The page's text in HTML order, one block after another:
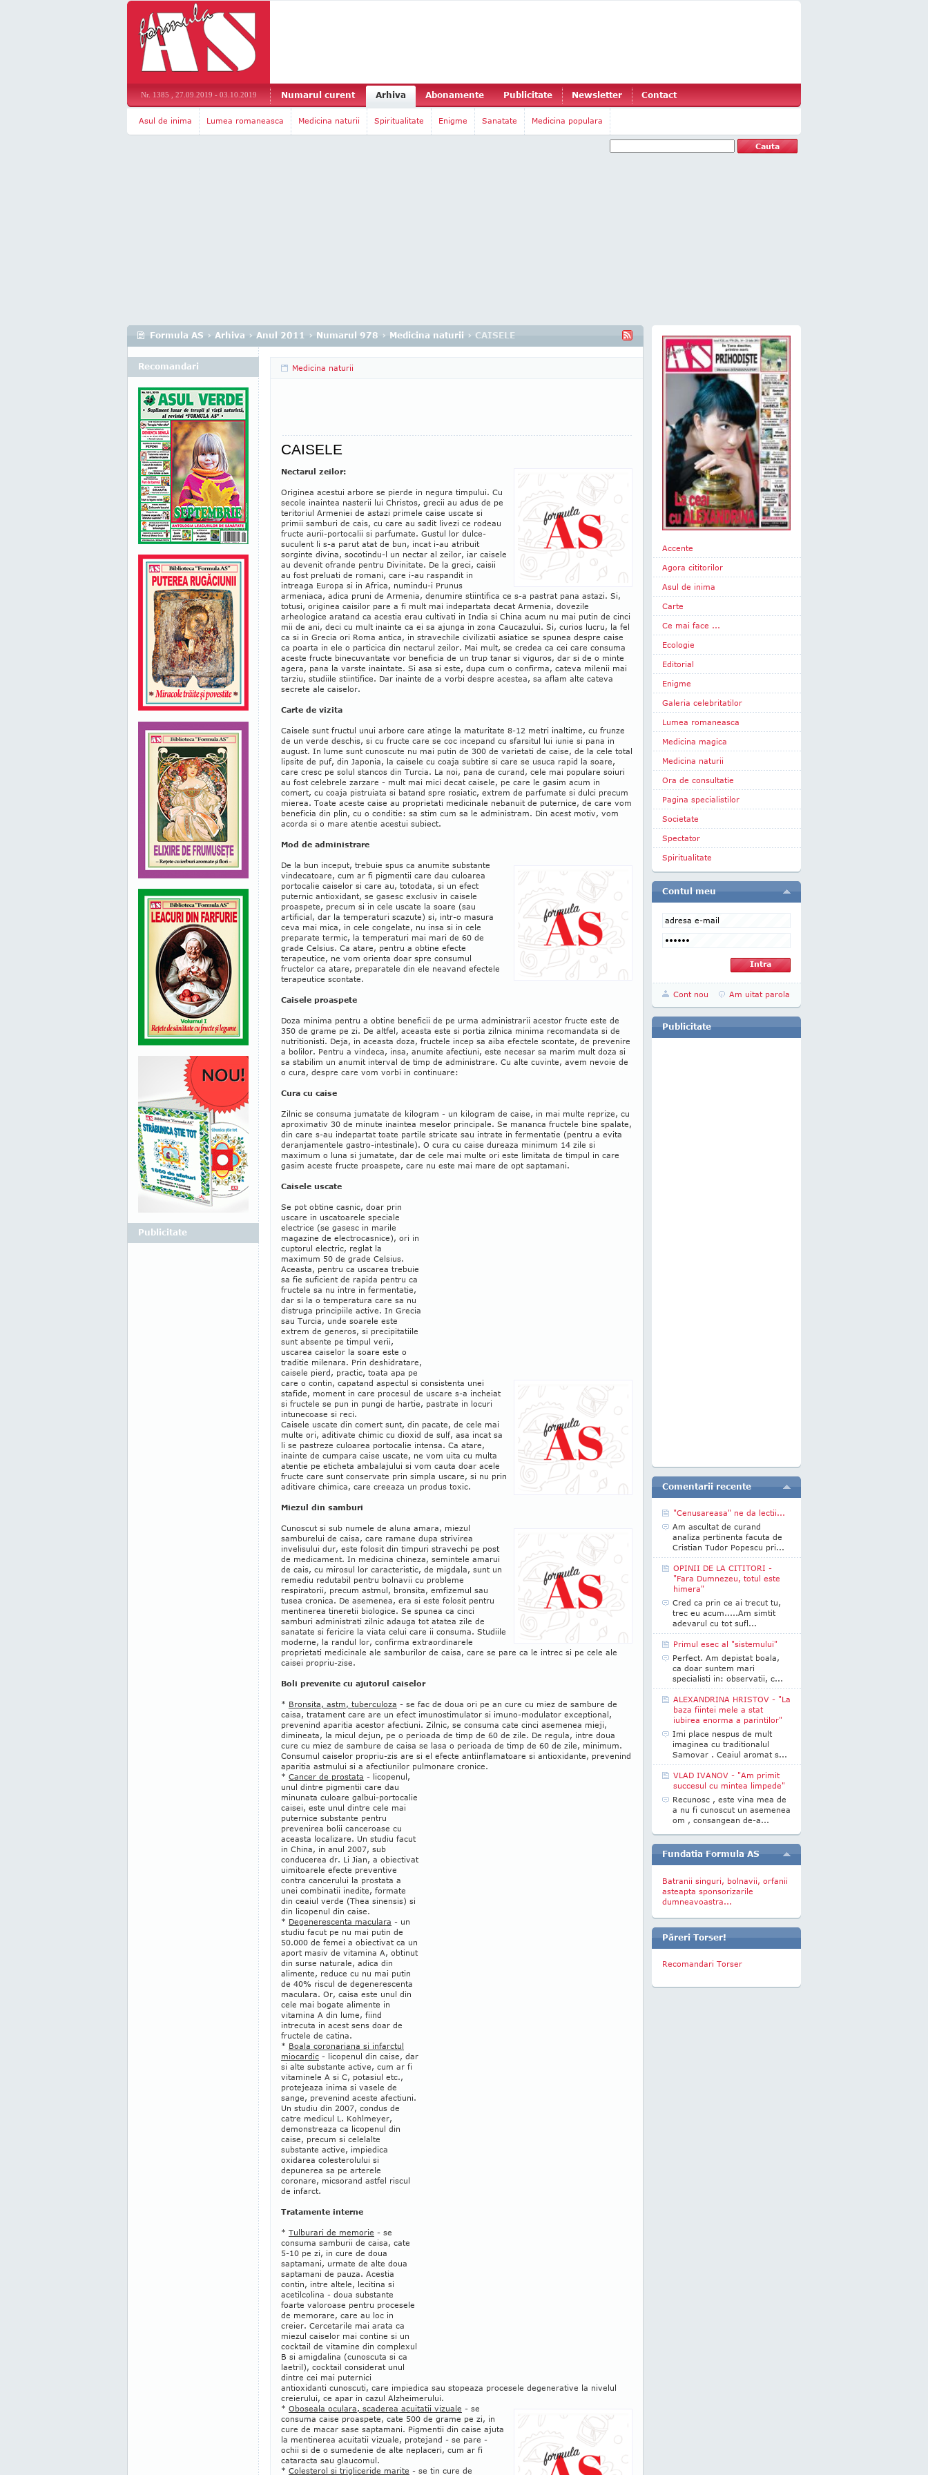
Nr. 1385 , 27.09.2019 - 03.10.2019 Numarul curent Arhiva Abonamente Publicitate Newsletter Contact
Asul de inima Lumea romaneasca Medicina naturii Spiritualitate Enigme Sanatate Medicina populara
Formula AS › Arhiva › Anul 2011 › Numarul 978 › Medicina naturii › CAISELE
Medicina naturii
CAISELE
Nectarul zeilor:
Originea acestui arbore se pierde in negura timpului. Cu
secole inaintea nasterii lui Christos, grecii au adus de pe
teritoriul Armeniei de astazi primele caise uscate si
primii samburi de cais, cu care au sadit livezi ce rodeau
fructe aurii-portocalii si parfumate. Gustul lor dulce-
suculent li s-a parut atat de bun, incat i-au atribuit
sorginte divina, socotindu-l un nectar al zeilor, iar caisele
au devenit ofrande pentru Divinitate. De la greci, caisii
au fost preluati de romani, care i-au raspandit in
intreaga Europa si in Africa, numindu-i Prunus
armeniaca, adica pruni de Armenia, denumire stiintifica ce s-a pastrat pana astazi. Si,
totusi, originea caisilor pare a fi mult mai indepartata decat Armenia, dovezile
arheologice aratand ca acestia erau cultivati in India si China acum nu mai putin de cinci
mii de ani, deci cu mult inainte ca ei sa ajunga in zona Caucazului. Si, curios lucru, la fel
ca si in Grecia ori Roma antica, in stravechile civilizatii asiatice se spunea despre caise
ca poarta in ele o particica din nectarul zeilor. Mai mult, se credea ca cei care consuma
aceste fructe binecuvantate vor beneficia de un trup tanar si viguros, dar si de o minte
agera, pana la varste inaintate. Si asa si este, dupa cum o confirma, cateva milenii mai
tarziu, studiile stiintifice. Dar inainte de a vorbi despre acestea, sa aflam alte cateva
secrete ale caiselor.
Carte de vizita
Caisele sunt fructul unui arbore care atinge la maturitate 8-12 metri inaltime, cu frunze
de un verde deschis, si cu fructe care se coc incepand cu sfarsitul lui iunie si pana in
august. In lume sunt cunoscute nu mai putin de 300 de varietati de caise, de la cele total
lipsite de puf, din Japonia, la caisele cu coaja subtire si care se usuca rapid la soare,
care cresc pe solul stancos din Turcia. La noi, pana de curand, cele mai populare soiuri
au fost celebrele zarzare - mult mai mici decat caisele, pe care le gasim acum in
comert, cu coaja pistruiata si batand spre rosiatic, extrem de parfumate si dulci precum
mierea. Toate aceste caise au proprietati medicinale nebanuit de puternice, de care vom
beneficia din plin, cu o conditie: sa stim cum sa le administram. Din acest motiv, vom
acorda si o mare atentie acestui subiect.
Mod de administrare
De la bun inceput, trebuie spus ca anumite substante
vindecatoare, cum ar fi pigmentii care dau culoarea
portocalie caiselor si care au, totodata, si un efect
puternic antioxidant, se gasesc exclusiv in caisele
proaspete, precum si in cele uscate la soare (sau
artificial, dar la temperaturi scazute) si, intr-o masura
ceva mai mica, in cele congelate, nu insa si in cele
preparate termic, la temperaturi mai mari de 60 de
grade Celsius. Ca atare, pentru a obtine efecte
terapeutice, ne vom orienta doar spre consumul
fructelor ca atare, preparatele din ele neavand efectele
terapeutice scontate.
Caisele proaspete
Doza minima pentru a obtine beneficii de pe urma administrarii acestor fructe este de
350 de grame pe zi. De altfel, aceasta este si portia zilnica minima recomandata si de
nutritionisti. Deja, in aceasta doza, fructele incep sa aiba efectele scontate, de prevenire
a bolilor. Pentru a vindeca, insa, anumite afectiuni, este necesar sa marim mult doza si
sa stabilim un anumit interval de timp de administrare. Cu alte cuvinte, avem nevoie de
o cura, despre care vom vorbi in continuare:
Cura cu caise
Zilnic se consuma jumatate de kilogram - un kilogram de caise, in mai multe reprize, cu
aproximativ 30 de minute inaintea meselor principale. Se mananca fructele bine spalate,
din care s-au indepartat toate partile stricate sau intrate in fermentatie (pentru a evita
deranjamentele gastro-intestinale). O cura cu caise dureaza minimum 14 zile si
maximum o luna si jumatate, dar de cele mai multe ori este limitata de timpul in care
gasim aceste fructe proaspete, care nu este mai mare de opt saptamani.
Caisele uscate
Se pot obtine casnic, doar prin
uscare in uscatoarele speciale
electrice (se gasesc in marile
magazine de electrocasnice), ori in
cuptorul electric, reglat la
maximum 50 de grade Celsius.
Aceasta, pentru ca uscarea trebuie
sa fie suficient de rapida pentru ca
fructele sa nu intre in fermentatie,
dar si la o temperatura care sa nu
distruga principiile active. In Grecia
sau Turcia, unde soarele este
extrem de generos, si precipitatiile
sunt absente pe timpul verii,
uscarea caiselor la soare este o
traditie milenara. Prin deshidratare,
caisele pierd, practic, toata apa pe
care o contin, capatand aspectul si consistenta unei
stafide, moment in care procesul de uscare s-a incheiat
si fructele se pun in pungi de hartie, pastrate in locuri
intunecoase si reci.
Caisele uscate din comert sunt, din pacate, de cele mai
multe ori, aditivate chimic cu dioxid de sulf, asa incat sa
li se pastreze culoarea portocalie intensa. Ca atare,
inainte de cumpara caise uscate, ne vom uita cu multa
atentie pe eticheta ambalajului si vom cauta doar acele
fructe care sunt conservate prin simpla uscare, si nu prin
aditivare chimica, care creeaza un produs toxic.
Miezul din samburi
Cunoscut si sub numele de aluna amara, miezul
samburelui de caisa, care ramane dupa strivirea
invelisului dur, este folosit din timpuri stravechi pe post
de medicament. In medicina chineza, semintele amarui
de cais, cu mirosul lor caracteristic, de migdala, sunt un
remediu redutabil pentru bolnavii cu probleme
respiratorii, precum astmul, bronsita, emfizemul sau
tusea cronica. De asemenea, era si este folosit pentru
mentinerea tineretii biologice. Se spunea ca cinci
samburi administrati zilnic adauga tot atatea zile de
sanatate si fericire la viata celui care ii consuma. Studiile
moderne, la randul lor, confirma extraordinarele
proprietati medicinale ale samburilor de caisa, care se pare ca le intrec si pe cele ale
caisei propriu-zise.
Boli prevenite cu ajutorul caiselor
* Bronsita, astm, tuberculoza - se fac de doua ori pe an cure cu miez de sambure de
caisa, tratament care are un efect imunostimulator si imuno-modulator exceptional,
prevenind aparitia acestor afectiuni. Zilnic, se consuma cate cinci asemenea mieji,
dimineata, la micul dejun, pe o perioada de timp de 60 de zile. De regula, intre doua
cure cu miez de sambure de caisa se lasa o perioada de timp de 60 de zile, minimum.
Consumul caiselor propriu-zis are si el efecte antiinflamatoare si antioxidante, prevenind
aparitia astmului si a afectiunilor pulmonare cronice.
* Cancer de prostata - licopenul,
unul dintre pigmentii care dau
minunata culoare galbui-portocalie
caisei, este unul dintre cele mai
puternice substante pentru
prevenirea bolii canceroase cu
aceasta localizare. Un studiu facut
in China, in anul 2007, sub
conducerea dr. Li Jian, a obiectivat
uimitoarele efecte preventive
contra cancerului la prostata a
unei combinatii inedite, formate
din ceaiul verde (Thea sinensis) si
din licopenul din caise.
* Degenerescenta maculara - un
studiu facut pe nu mai putin de
50.000 de femei a obiectivat ca un
aport masiv de vitamina A, obtinut
din surse naturale, adica din
alimente, reduce cu nu mai putin
de 40% riscul de degenerescenta
maculara. Or, caisa este unul din
cele mai bogate alimente in
vitamina A din lume, fiind
intrecuta in acest sens doar de
fructele de catina.
* Boala coronariana si infarctul
miocardic - licopenul din caise, dar
si alte substante active, cum ar fi
vitaminele A si C, potasiul etc.,
protejeaza inima si vasele de
sange, prevenind aceste afectiuni.
Un studiu din 2007, condus de
catre medicul L. Kohlmeyer,
demonstreaza ca licopenul din
caise, precum si celelalte
substante active, impiedica
oxidarea colesterolului si
depunerea sa pe arterele
coronare, micsorand astfel riscul
de infarct.
Tratamente interne
* Tulburari de memorie - se
consuma samburii de caisa, cate
5-10 pe zi, in cure de doua
saptamani, urmate de alte doua
saptamani de pauza. Acestia
contin, intre altele, lecitina si
acetilcolina - doua substante
foarte valoroase pentru procesele
de memorare, care au loc in
creier. Cercetarile mai arata ca
miezul caiselor mai contine si un
cocktail de vitamine din complexul
B si amigdalina (cunoscuta si ca
laetril), cocktail considerat unul
dintre cei mai puternici
antioxidanti cunoscuti, care impiedica sau stopeaza procesele degenerative la nivelul
creierului, ce apar in cazul Alzheimerului.
* Oboseala oculara, scaderea acuitatii vizuale - se
consuma caise proaspete, cate 500 de grame pe zi, in
cure de macar sase saptamani. Pigmentii din caise ajuta
la mentinerea acuitatii vizuale, protejand - se pare -
ochii si de o sumedenie de alte neplaceri, cum ar fi
cataracta sau glaucomul.
* Colesterol si trigliceride marite - se tin cure de
Recomandari
Publicitate
Accente
Agora cititorilor
Asul de inima
Carte
Ce mai face ...
Ecologie
Editorial
Enigme
Galeria celebritatilor
Lumea romaneasca
Medicina magica
Medicina naturii
Ora de consultatie
Pagina specialistilor
Societate
Spectator
Spiritualitate
Contul meu
Cont nou Am uitat parola
Publicitate
Comentarii recente
"Cenusareasa" ne da lectii...
Am ascultat de curand
analiza pertinenta facuta de
Cristian Tudor Popescu pri...
OPINII DE LA CITITORI -
"Fara Dumnezeu, totul este
himera"
Cred ca prin ce ai trecut tu,
trec eu acum.....Am simtit
adevarul cu tot sufl...
Primul esec al "sistemului"
Perfect. Am depistat boala,
ca doar suntem mari
specialisti in: observatii, c...
ALEXANDRINA HRISTOV - "La
baza fiintei mele a stat
iubirea enorma a parintilor"
Imi place nespus de mult
imaginea cu traditionalul
Samovar . Ceaiul aromat s...
VLAD IVANOV - "Am primit
succesul cu mintea limpede"
Recunosc , este vina mea de
a nu fi cunoscut un asemenea
om , consangean de-a...
Fundatia Formula AS
Batranii singuri, bolnavii, orfanii
asteapta sponsorizarile
dumneavoastra...
Păreri Torser!
Recomandari Torser